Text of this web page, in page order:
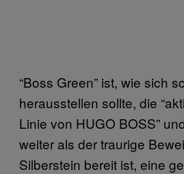
“Boss Green” ist, wie sich
herausstellen sollte, die
Linie von HUGO BOSS”
weiter als der traurige
Silberstein bereit ist, eine